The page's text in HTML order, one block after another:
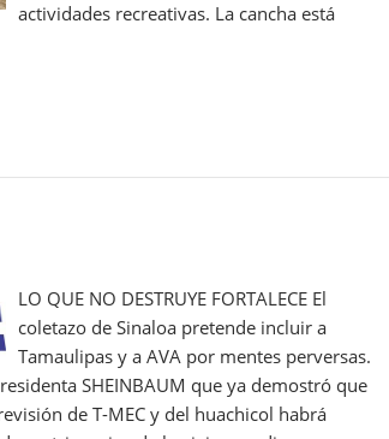
actividades recreativas. La cancha está
LO QUE NO DESTRUYE FORTALECE El
coletazo de Sinaloa pretende incluir a
Tamaulipas y a AVA por mentes perversas.
SHEINBAUM que ya demostró que
de T-MEC y del huachicol habrá